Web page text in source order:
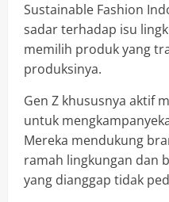
Sustainable Fashion
sadar terhadap isu
memilih produk yang
produksinya.
Gen Z khususnya aktif
untuk
Mereka mendukung
ramah lingkungan dan
yang dianggap tidak